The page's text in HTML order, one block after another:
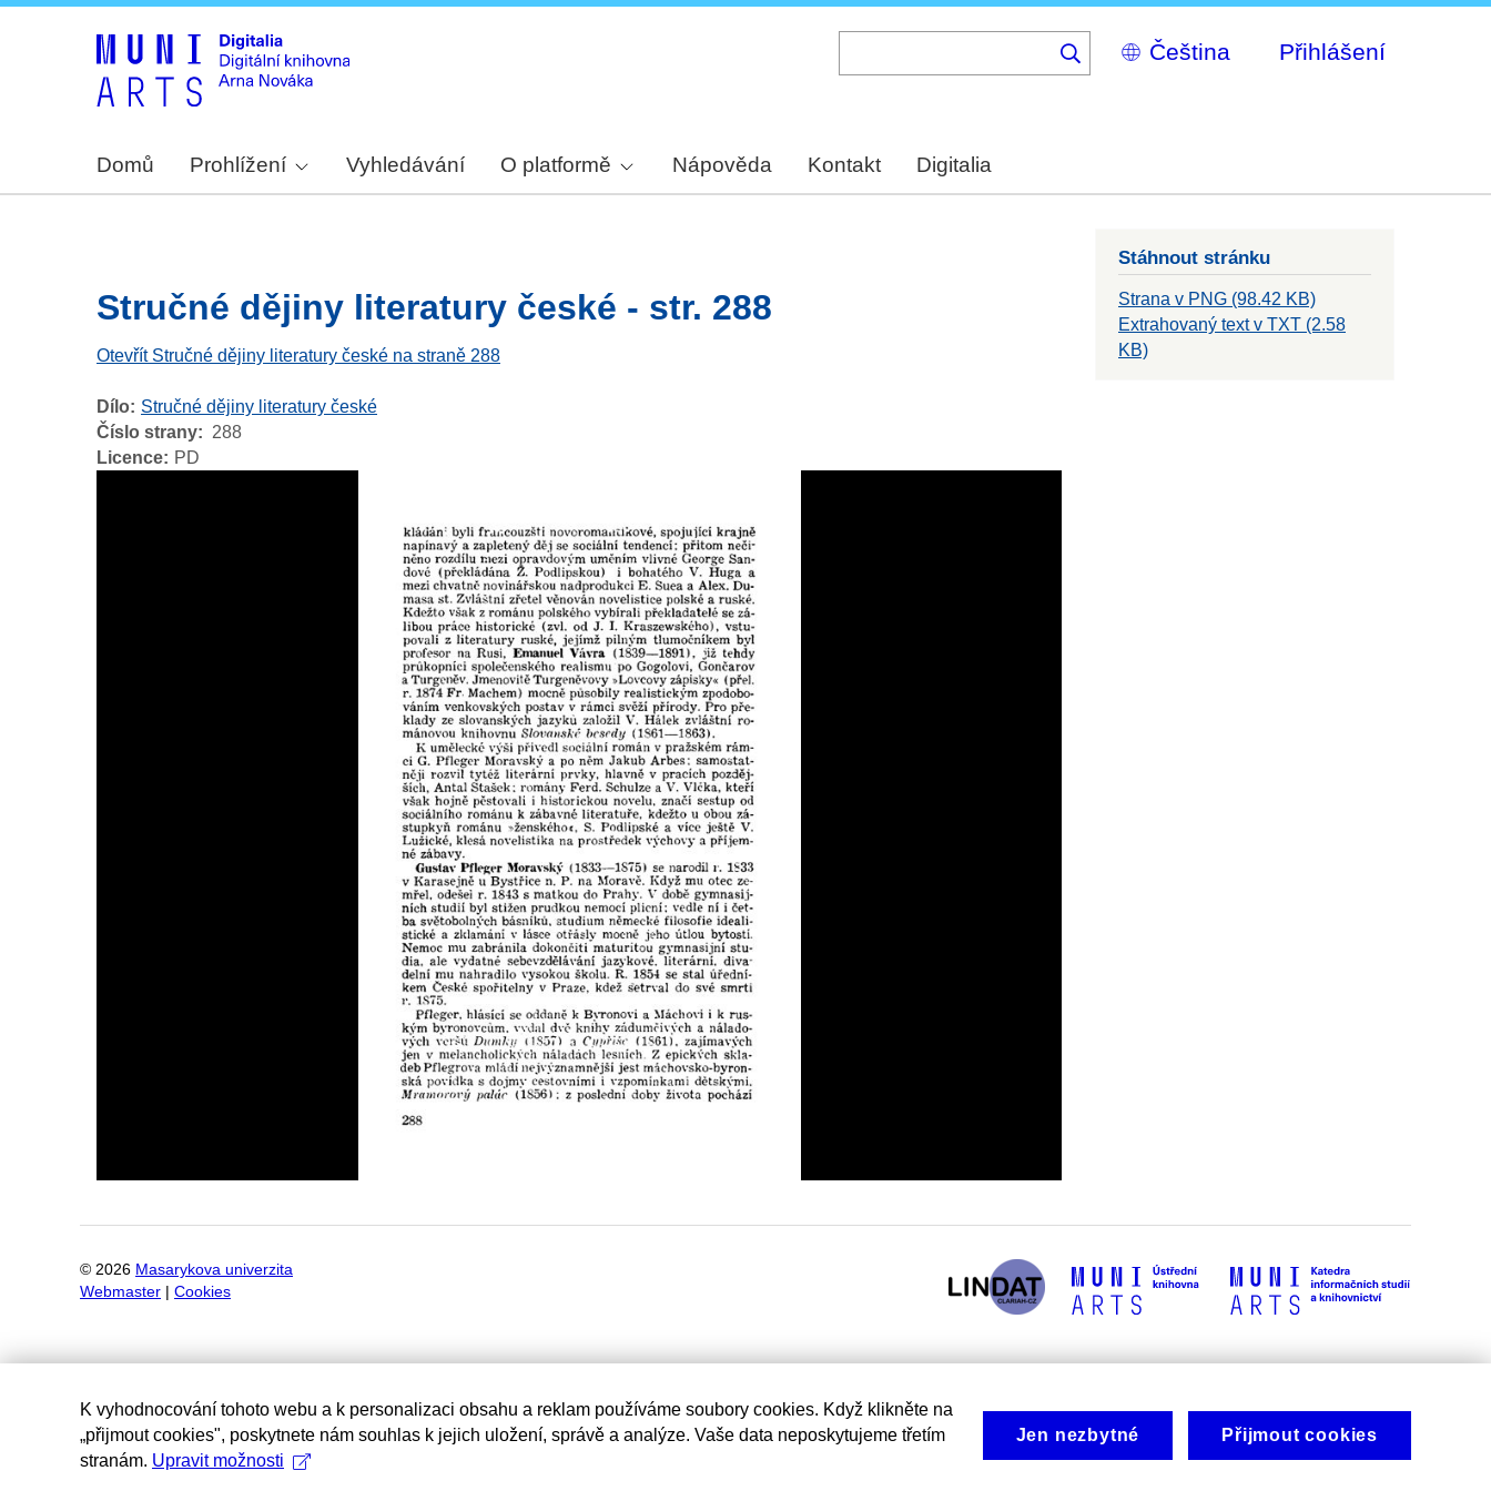
Select
your
Přihlášení
Domů Prohlížení Vyhledávání O platformě Nápověda Kontakt Digitalia
Stručné dějiny literatury české - str. 288
Otevřít Stručné dějiny literatury české na straně 288
Dílo
Stručné dějiny literatury české
Číslo strany
288
Licence
PD
Stáhnout stránku
Strana v PNG (98.42 KB)
Extrahovaný text v TXT (2.58
KB)
© 2026 Masarykova univerzita
Webmaster
Cookies
K vyhodnocování tohoto webu a k personalizaci obsahu a reklam používáme soubory cookies. Když klikněte na
„přijmout cookies", poskytnete nám souhlas k jejich uložení, správě a analýze. Vaše data neposkytujeme třetím
stranám. Upravit možnosti
Jen nezbytné Přijmout cookies